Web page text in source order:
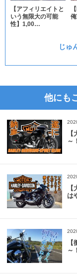
【アフィリエイトと
いう無限大の可能
性】1,00…
じゅ
他にも
～
は
～